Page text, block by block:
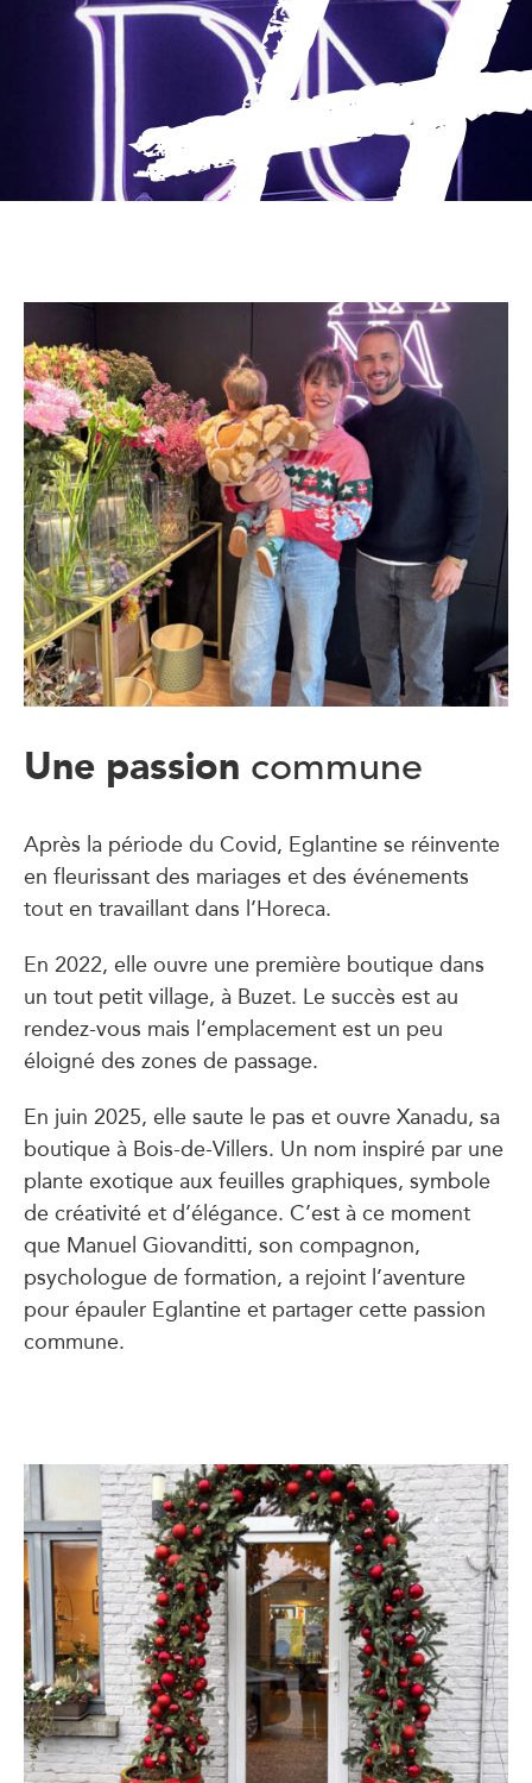
Une passion commune
Après la période du Covid, Eglantine se réinvente
en fleurissant des mariages et des événements
tout en travaillant dans l’Horeca.
En 2022, elle ouvre une première boutique dans
un tout petit village, à Buzet. Le succès est au
rendez-vous mais l’emplacement est un peu
éloigné des zones de passage.
En juin 2025, elle saute le pas et ouvre Xanadu, sa
boutique à Bois-de-Villers. Un nom inspiré par une
plante exotique aux feuilles graphiques, symbole
de créativité et d’élégance. C’est à ce moment
que Manuel Giovanditti, son compagnon,
psychologue de formation, a rejoint l’aventure
pour épauler Eglantine et partager cette passion
commune.